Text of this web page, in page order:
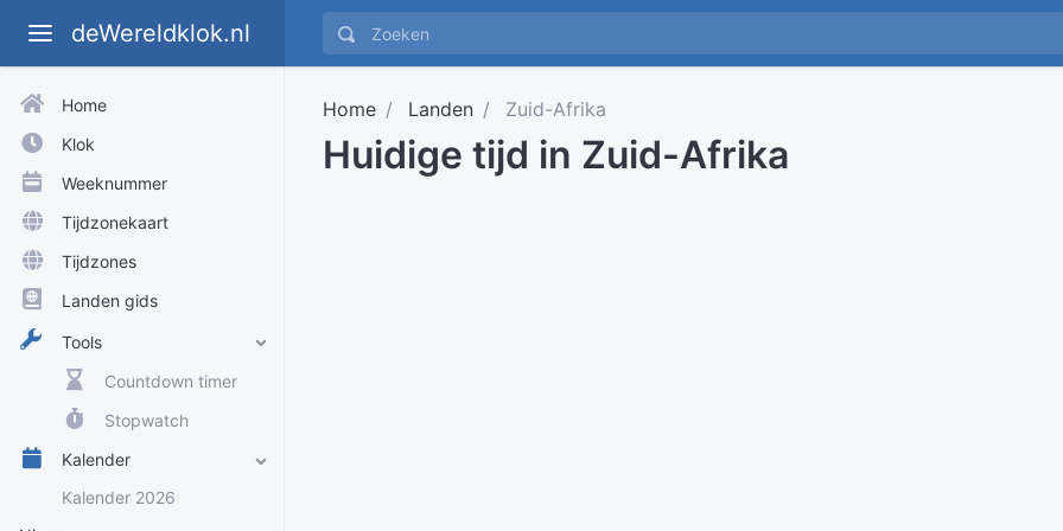
deWereldklok.nl
Home
Klok
Weeknummer
Tijdzonekaart
Tijdzones
Landen gids
Tools
Countdown timer
Stopwatch
Kalender
Kalender 2026
Home Landen Zuid-Afrika
Huidige tijd in Zuid-Afrika